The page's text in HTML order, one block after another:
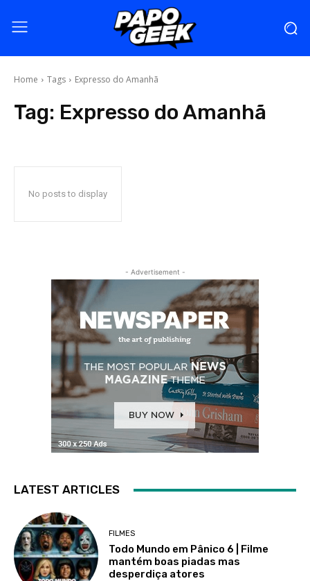
Home Tags Expresso do Amanhã
Tag: Expresso do Amanhã
No posts to display
- Advertisement -
LATEST ARTICLES
FILMES
Todo Mundo em Pânico 6 | Filme
mantém boas piadas mas
desperdiça atores